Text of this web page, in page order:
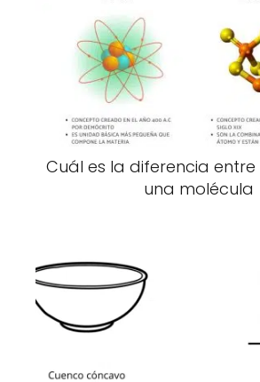
Cuál es la diferencia
una molécula